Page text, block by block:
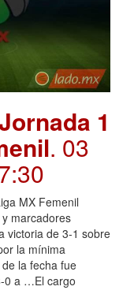
1
. 03
MX Femenil
marcadores
victoria de 3-1 sobre
la mínima
la fecha fue
0 a …El cargo